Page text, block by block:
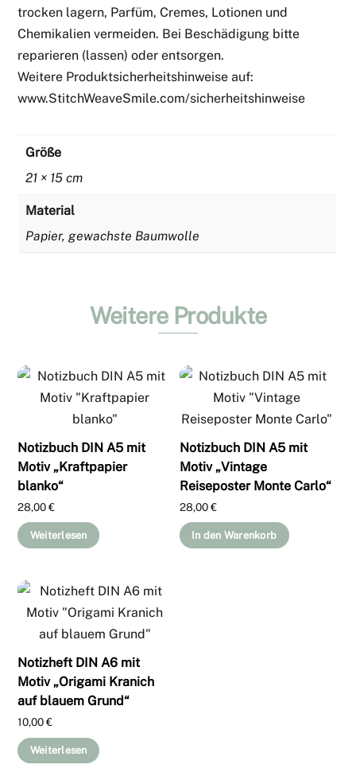
trocken lagern, Parfüm, Cremes, Lotionen und
Chemikalien vermeiden. Bei Beschädigung bitte
reparieren (lassen) oder entsorgen.
Weitere Produktsicherheitshinweise auf:
www.StitchWeaveSmile.com/sicherheitshinweise
Größe
21 × 15 cm
Material
Papier, gewachste Baumwolle
Weitere Produkte
Notizbuch DIN A5 mit
Motiv „Kraftpapier
blanko“
28,00€
Weiterlesen
Notizbuch DIN A5 mit
Motiv „Vintage
Reiseposter Monte Carlo“
28,00€
In den Warenkorb
Notizheft DIN A6 mit
Motiv „Origami Kranich
auf blauem Grund“
10,00€
Weiterlesen